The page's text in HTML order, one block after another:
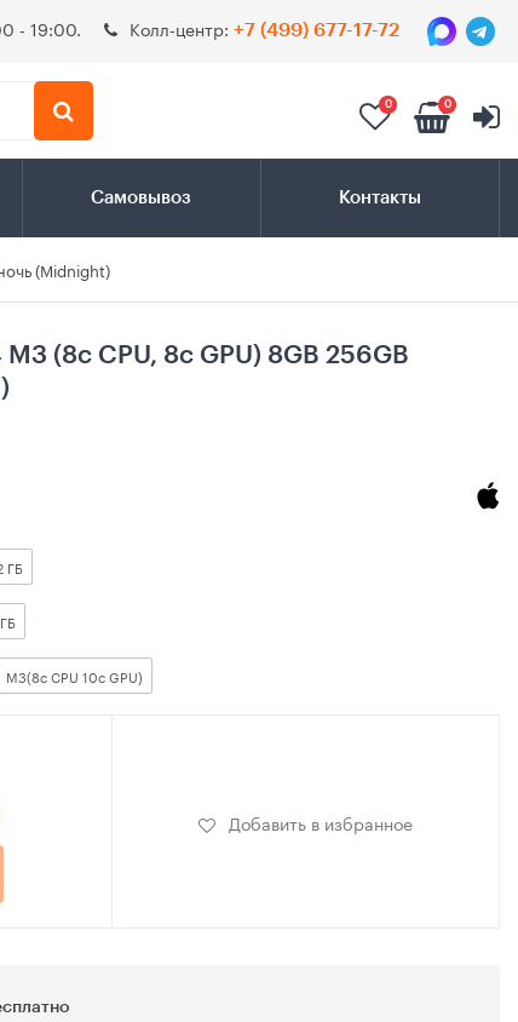
- 19:00. Колл-центр: +7 (499) 677-17-72
0 0
Самовывоз Контакты
(Midnight)
(8c CPU, 8c GPU) 8GB 256GB
ГБ
M3(8c CPU 10c GPU)
Добавить в избранное